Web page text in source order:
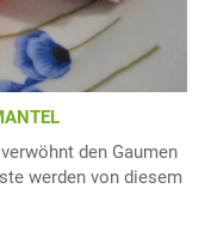
den Gaumen
werden von diesem